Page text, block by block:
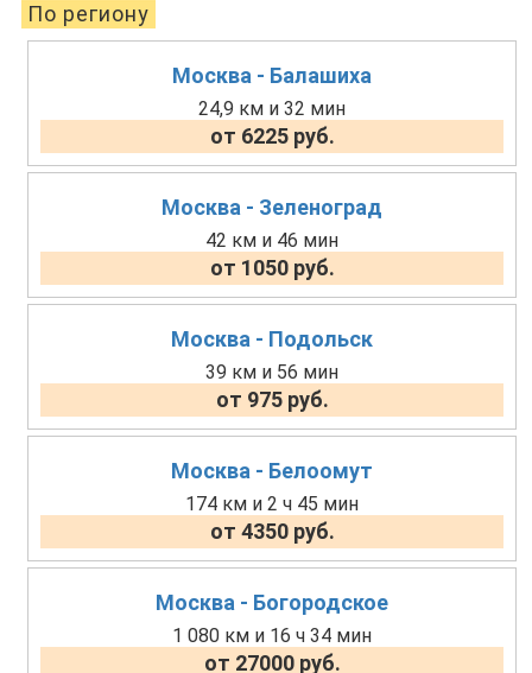
По региону
Москва - Балашиха
24,9 км и 32 мин
от 6225 руб.
Москва - Зеленоград
42 км и 46 мин
от 1050 руб.
Москва - Подольск
39 км и 56 мин
от 975 руб.
Москва - Белоомут
174 км и 2 ч 45 мин
от 4350 руб.
Москва - Богородское
1 080 км и 16 ч 34 мин
от 27000 руб.